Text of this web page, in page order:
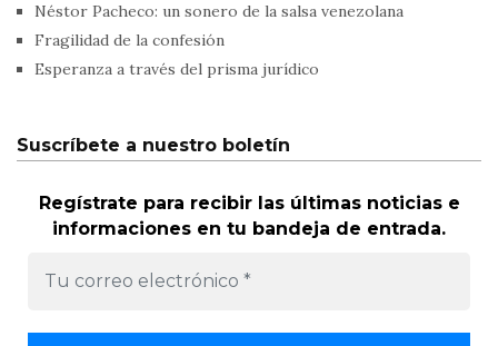
Néstor Pacheco: un sonero de la salsa venezolana
Fragilidad de la confesión
Esperanza a través del prisma jurídico
Suscríbete a nuestro boletín
Regístrate para recibir las últimas noticias e
informaciones en tu bandeja de entrada.